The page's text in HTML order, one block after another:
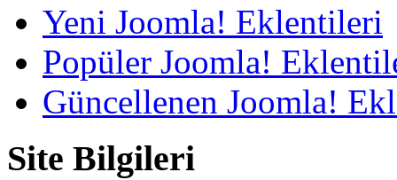
Yeni Joomla! Eklentileri
Popüler Joomla!
Güncellenen Joomla!
Site Bilgileri